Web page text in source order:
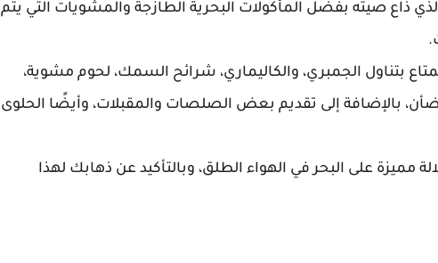
ذاع صيته بفضل المأكولات البحرية الطازجة والمشويات التي يتم
بتناول الجمبري، والكاليماري، شرائح السمك، لحوم مشوية،
بالإضافة إلى تقديم بعض الصلصات والمقبلات، وأيضًا الحلوى
مميزة على البحر في الهواء الطلق، وبالتأكيد عن ذهابك لهذا